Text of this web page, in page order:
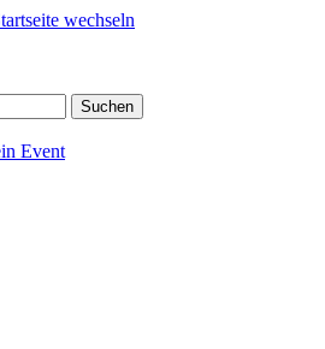
Suchen
Event